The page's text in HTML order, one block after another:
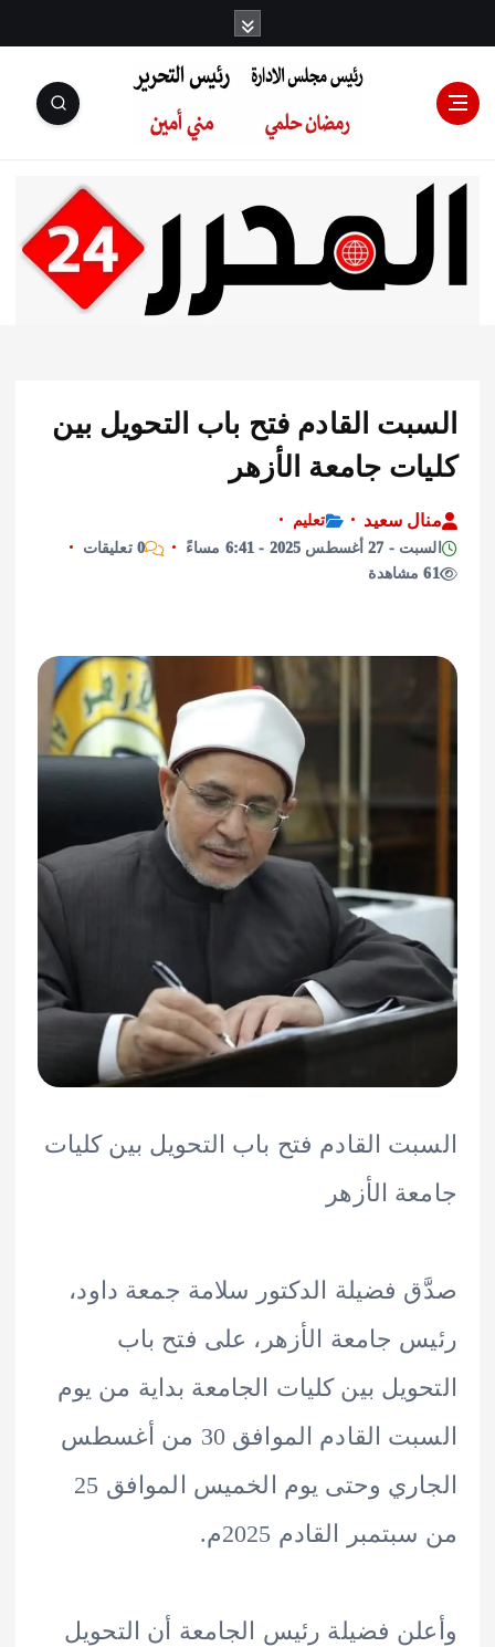
رئيس مجلس
الإدارة: رمضان
التحرير:مني أمين
القادم فتح باب التحويل بين
جامعة الأزهر
سعيد
تعليم
0 تعليقات
القادم فتح باب التحويل بين كليات
الأزهر
فضيلة الدكتور سلامة جمعة داود،
جامعة الأزهر، على فتح باب
بين كليات الجامعة بداية من يوم
السبت القادم الموافق 30 من أغسطس
الجاري وحتى يوم الخميس الموافق 25
القادم 2025م.
فضيلة رئيس الجامعة أن التحويل